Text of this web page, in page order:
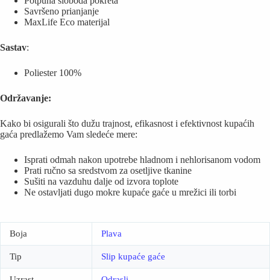
Savršeno prianjanje
MaxLife Eco materijal
Sastav:
Poliester 100%
Održavanje:
Kako bi osigurali što dužu trajnost, efikasnost i efektivnost kupaćih
gaća predlažemo Vam sledeće mere:
Isprati odmah nakon upotrebe hladnom i nehlorisanom vodom
Prati ručno sa sredstvom za osetljive tkanine
Sušiti na vazduhu dalje od izvora toplote
Ne ostavljati dugo mokre kupaće gaće u mrežici ili torbi
Boja Plava
Tip Slip kupaće gaće